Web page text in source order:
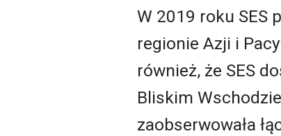
W 2019 roku SES
regionie Azji i
również, że SES
Bliskim
zaobserwowała